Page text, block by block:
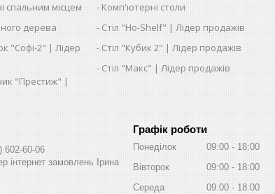
спальним місцем
дерева
"Софі-2" | Лідер
"Престиж" |
Комп'ютерні столи
Стіл "Ho-Shelf" | Лідер продажів
Стіл "Кубик 2" | Лідер продажів
Стіл "Макс" | Лідер продажів
602-60-06
інтернет замовлень Ірина
Графік роботи
Понеділок 09:00
18:00
Вівторок
09:00
18:00
Середа
09:00 18:00